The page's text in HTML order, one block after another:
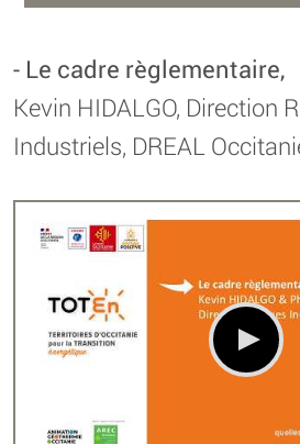
- Le cadre règlementaire,
Kevin HIDALGO, Direction
Industriels, DREAL